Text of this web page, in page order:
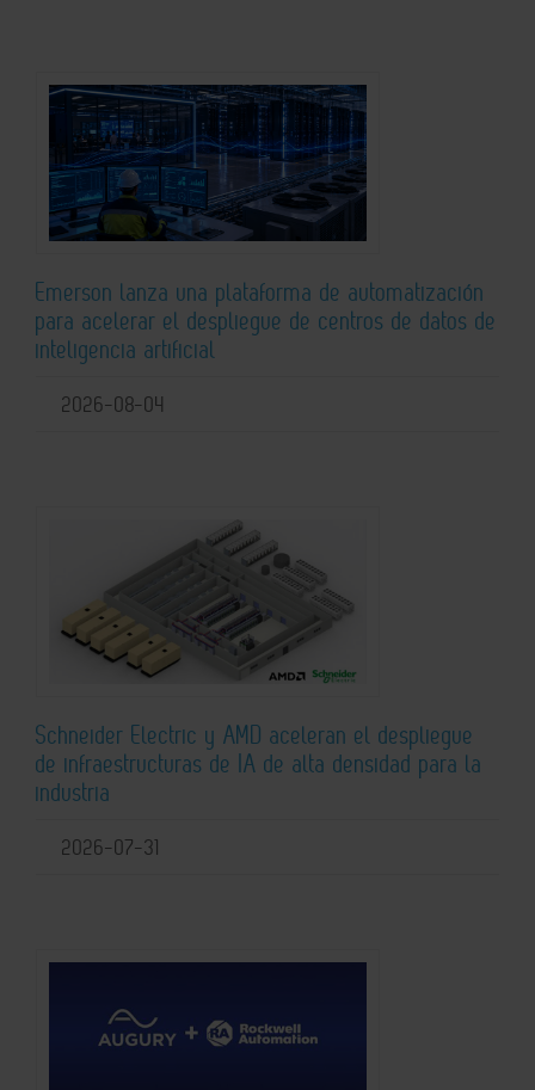
Emerson lanza una plataforma de automatización
para acelerar el despliegue de centros de datos de
inteligencia artificial
2026-08-04
Schneider Electric y AMD aceleran el despliegue
de infraestructuras de IA de alta densidad para la
industria
2026-07-31